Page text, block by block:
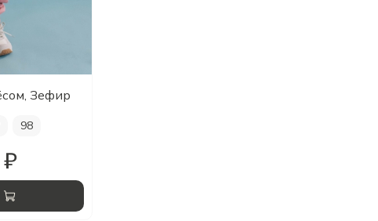
Зефир
98